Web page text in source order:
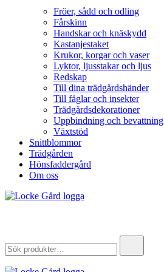
Fröer, sådd och odling
Fårskinn
Handskar och knäskydd
Kastanjestaket
Krukor, korgar och vaser
Lyktor, ljusstakar och ljus
Redskap
Till dina trädgårdshänder
Till fåglar och insekter
Trädgårdsdekorationer
Uppbindning och bevattning
Växtstöd
Snittblommor
Trädgården
Hönsfaddergård
Om oss
for: